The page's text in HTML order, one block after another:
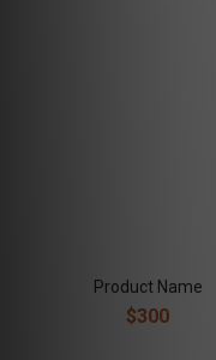
Product Name
$300